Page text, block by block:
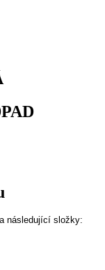
následující složky: